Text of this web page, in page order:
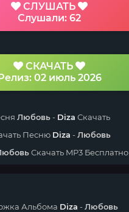
СЛУШАТЬ
Слушали: 62
СКАЧАТЬ
02 июль 2026
Любовь- Diza Скачать
Песню Diza -Любовь
Скачать MP3 Бесплатно
Альбома Diza -Любовь